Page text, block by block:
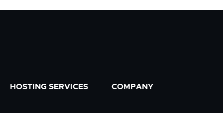
HOSTING SERVICES COMPANY